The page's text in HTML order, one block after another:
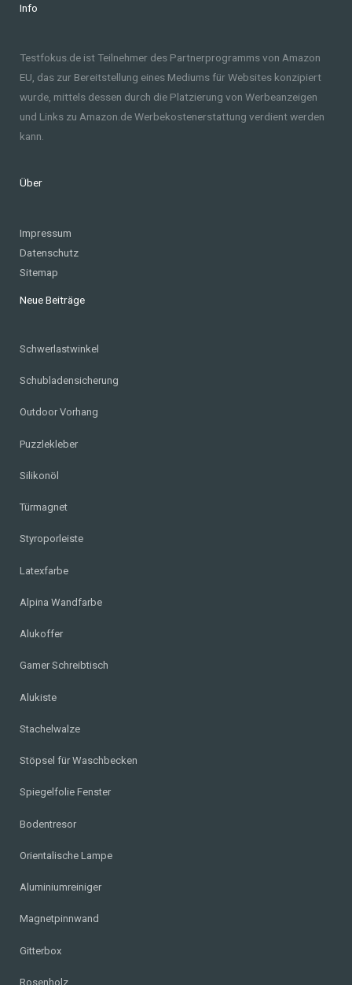
Info
Testfokus.de ist Teilnehmer des Partnerprogramms von Amazon
EU, das zur Bereitstellung eines Mediums für Websites konzipiert
wurde, mittels dessen durch die Platzierung von Werbeanzeigen
und Links zu Amazon.de Werbekostenerstattung verdient werden
kann.
Über
Impressum
Datenschutz
Sitemap
Neue Beiträge
Schwerlastwinkel
Schubladensicherung
Outdoor Vorhang
Puzzlekleber
Silikonöl
Türmagnet
Styroporleiste
Latexfarbe
Alpina Wandfarbe
Alukoffer
Gamer Schreibtisch
Alukiste
Stachelwalze
Stöpsel für Waschbecken
Spiegelfolie Fenster
Bodentresor
Orientalische Lampe
Aluminiumreiniger
Magnetpinnwand
Gitterbox
Rosenholz